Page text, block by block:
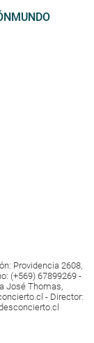
MUNDO
Providencia 2608,
(+569) 67899269 -
José Thomas,
- Director: